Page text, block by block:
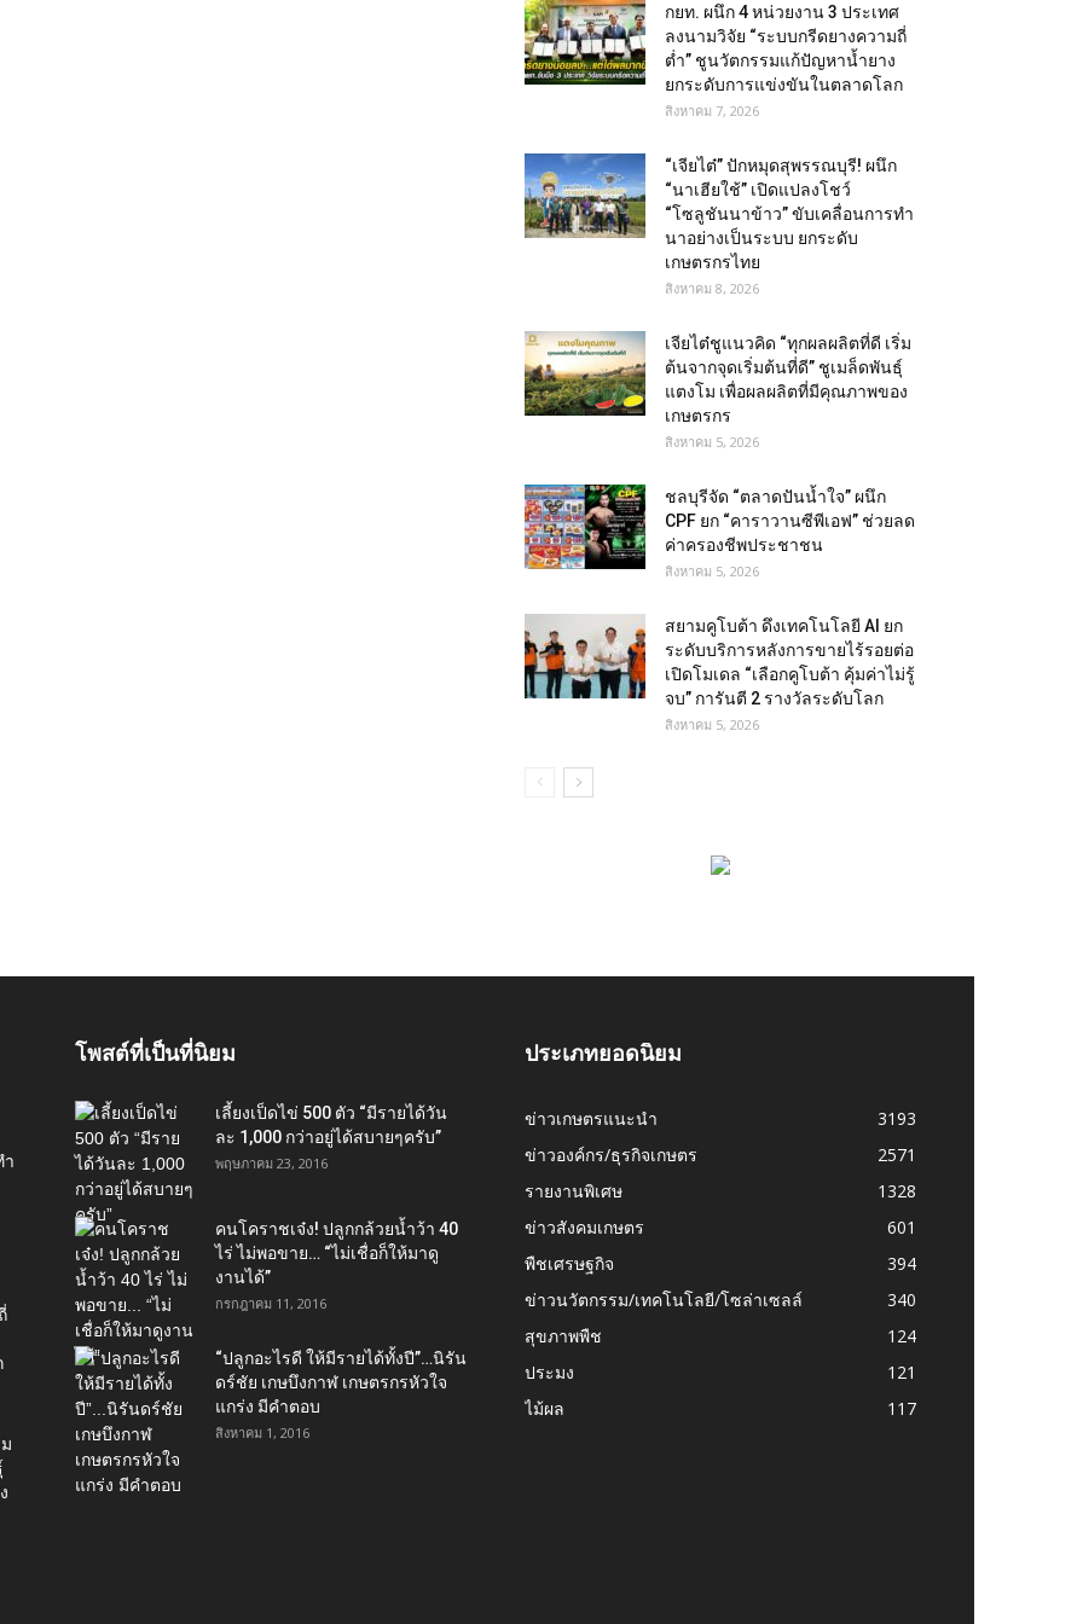
กยท. ผนึก 4 หน่วยงาน 3 ประเทศ
ลงนามวิจัย “ระบบกรีดยางความถี่
ต่ำ” ชูนวัตกรรมแก้ปัญหาน้ำยาง
ยกระดับการแข่งขันในตลาดโลก
สิงหาคม 7, 2026
“เจียไต๋” ปักหมุดสุพรรณบุรี! ผนึก
“นาเฮียใช้” เปิดแปลงโชว์
“โซลูชันนาข้าว” ขับเคลื่อนการทำ
นาอย่างเป็นระบบ ยกระดับ
เกษตรกรไทย
สิงหาคม 8, 2026
เจียไต๋ชูแนวคิด “ทุกผลผลิตที่ดี เริ่ม
ต้นจากจุดเริ่มต้นที่ดี” ชูเมล็ดพันธุ์
แตงโม เพื่อผลผลิตที่มีคุณภาพของ
เกษตรกร
สิงหาคม 5, 2026
ชลบุรีจัด “ตลาดปันน้ำใจ” ผนึก
CPF ยก “คาราวานซีพีเอฟ” ช่วยลด
ค่าครองชีพประชาชน
สิงหาคม 5, 2026
สยามคูโบต้า ดึงเทคโนโลยี AI ยก
ระดับบริการหลังการขายไร้รอยต่อ
เปิดโมเดล “เลือกคูโบต้า คุ้มค่าไม่รู้
จบ” การันตี 2 รางวัลระดับโลก
สิงหาคม 5, 2026
ำ
โพสต์ที่เป็นที่นิยม
เลี้ยงเป็ดไข่ 500 ตัว “มีรายได้วัน
ละ 1,000 กว่าอยู่ได้สบายๆครับ”
พฤษภาคม 23, 2016
คนโคราชเจ๋ง! ปลูกกล้วยน้ำว้า 40
ไร่ ไม่พอขาย… “ไม่เชื่อก็ให้มาดู
งานได้”‬
กรกฎาคม 11, 2016
“ปลูกอะไรดี ให้มีรายได้ทั้งปี”…นิรัน
ดร์ชัย เกษบึงกาฬ เกษตรกรหัวใจ
แกร่ง มีคำตอบ
สิงหาคม 1, 2016
ประเภทยอดนิยม
ข่าวเกษตรแนะนำ
3193
ข่าวองค์กร/ธุรกิจเกษตร
2571
รายงานพิเศษ
1328
ข่าวสังคมเกษตร
601
พืชเศรษฐกิจ
394
ข่าวนวัตกรรม/เทคโนโลยี/โซล่าเซลล์
340
สุขภาพพืช
124
ประมง
121
ไม้ผล
117